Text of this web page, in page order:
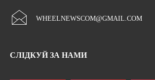
WHEELNEWSCOM@GMAIL.COM
СЛІДКУЙ ЗА НАМИ